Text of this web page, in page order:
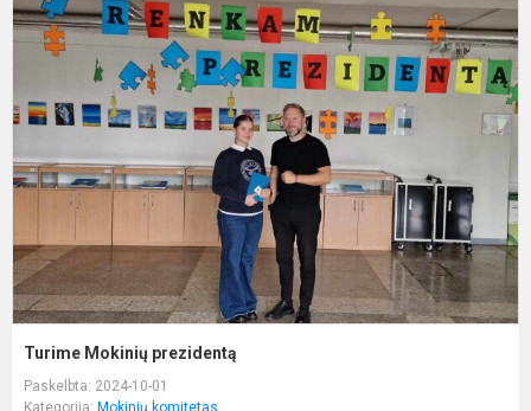
Turime Mokinių prezidentą
Paskelbta: 2024-10-01
Kategorija: Mokinių komitetas